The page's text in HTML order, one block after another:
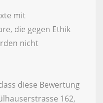
mit
die gegen Ethik
nicht
diese Bewertung
162,